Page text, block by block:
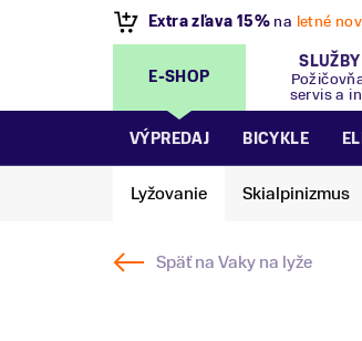
VÝPREDAJ- Zľavy až 70%.
E-SHOP
SLUŽBY
servis a
VÝPREDAJ BICYKLE
Lyžovanie Skialpinizmus
Späť naVaky na lyže